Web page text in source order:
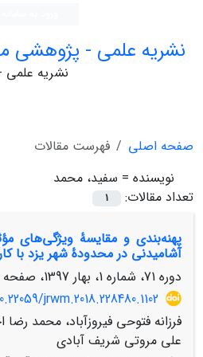
نشریه علمی - پژوهشی
نشریه علمی
صفحه اصلی
فهرست مقالات
نویسنده = سفید، محمد
تعداد مقالات:
1
پهنه‌بندی و مقایسۀ ویژگی‌های
آشامیدنی در محدودۀ شهر یزد با
دوره 71، شماره 1، بهار 1397، صفحه
jrwm.2018.228480.1102
فرزانه فتوحی فیروزآباد، محمد
علی مروتی شریف آبادی